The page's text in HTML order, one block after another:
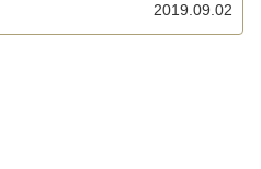
2019.09.02